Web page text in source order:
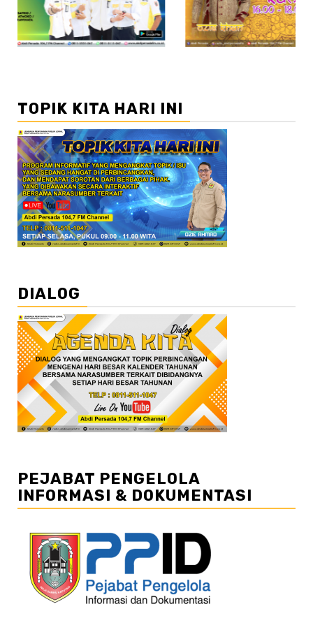
TOPIK KITA HARI INI
DIALOG
PEJABAT PENGELOLA
INFORMASI & DOKUMENTASI